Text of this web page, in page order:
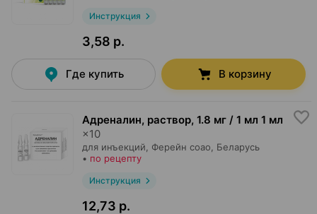
Инструкция
3,58 р.
Где купить В корзину
Адреналин, раствор, 1.8 мг / 1 мл 1 мл
×10
для инъекций, Ферейн соао , Беларусь
• по рецепту
Инструкция
12,73 р.